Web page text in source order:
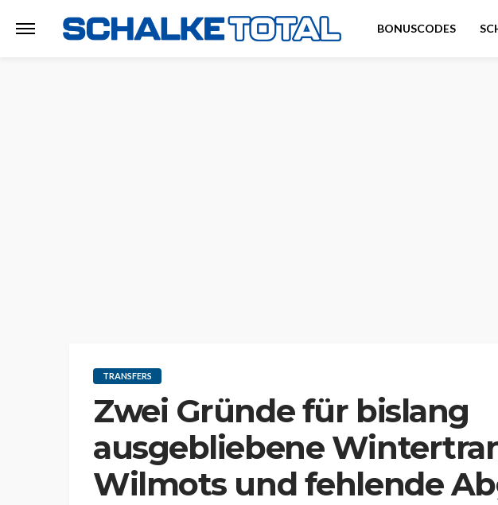
BONUSCODES
TRANSFERS
Zwei Gründe für bislang
ausgebliebene
Wilmots und fehlende